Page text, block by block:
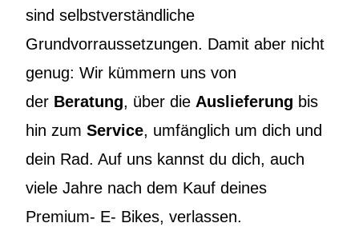
sind selbstverständliche
Grundvorraussetzungen. Damit aber nicht
genug: Wir kümmern uns von
der Beratung, über die Auslieferung bis
hin zumService, umfänglich um dich und
dein Rad. Auf uns kannst du dich, auch
viele Jahre nach dem Kauf deines
Premium- E- Bikes, verlassen.